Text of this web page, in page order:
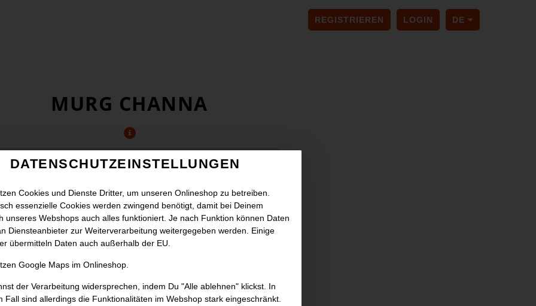
REGISTRIEREN LOGIN DE
SPRACHE
MURG CHANNA
DATENSCHUTZEINSTELLUNGEN
Cookies und Dienste Dritter, um unseren Onlineshop zu betreiben.
essenzielle Cookies werden zwingend benötigt, damit bei Deinem
unseres Webshops auch alles funktioniert. Je nach Funktion können Daten
Diensteanbieter zur Weiterverarbeitung weitergegeben werden. Einige
übermitteln Daten auch außerhalb der EU.
Google Maps im Onlineshop.
der Verarbeitung widersprechen, indem Du "Alle ablehnen" klickst. In
Fall sind allerdings die Funktionalitäten im Webshop stark eingeschränkt.